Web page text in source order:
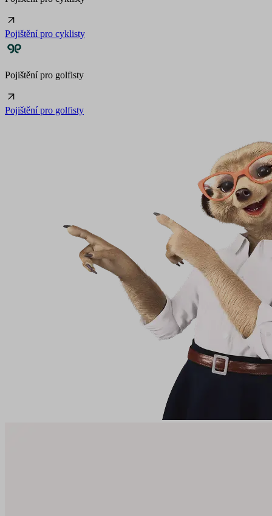
Pojištění pro cyklisty
Pojištění pro golfisty
Pojištění pro golfisty